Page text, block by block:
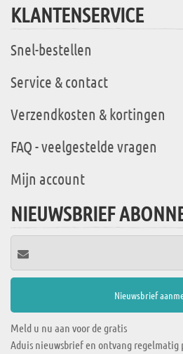
KLANTENSERVICE
Snel-bestellen
Service & contact
Verzendkosten & kortingen
FAQ - veelgestelde vragen
Mijn account
NIEUWSBRIEF
Meld u nu aan voor de gratis
Aduis nieuwsbrief en ontvang regelmatig